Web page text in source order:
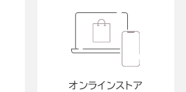
オンラインストア